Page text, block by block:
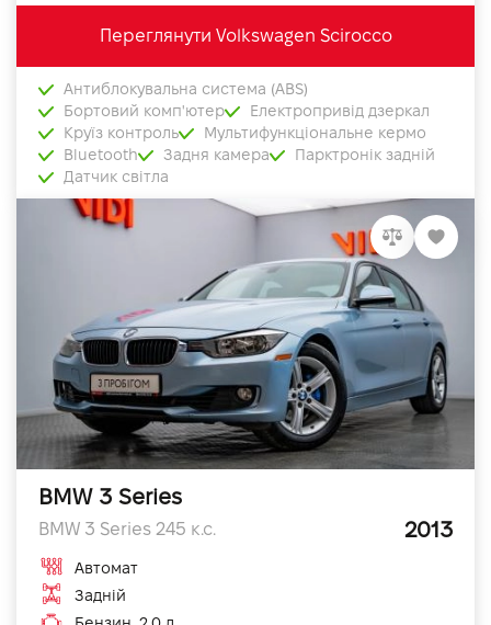
Переглянути Volkswagen Scirocco
Антиблокувальна система (ABS)
Бортовий комп'ютер
Електропривід дзеркал
Круїз контроль
Мультифункціональне кермо
Bluetooth
Задня камера
Парктронік задній
Датчик світла
BMW 3 Series
BMW 3 Series 245 к.с. 2013
Автомат
Задній